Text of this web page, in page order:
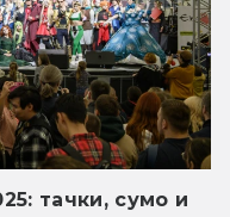
тачки, сумо и